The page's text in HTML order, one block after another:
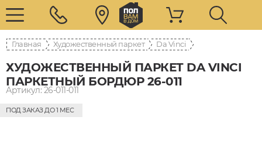
Главная Художественный паркет Da Vinci
ХУДОЖЕСТВЕННЫЙ ПАРКЕТ DA VINCI
ПАРКЕТНЫЙ БОРДЮР 26-011
Артикул: 26-011-011
ПОД ЗАКАЗ ДО 1 МЕС